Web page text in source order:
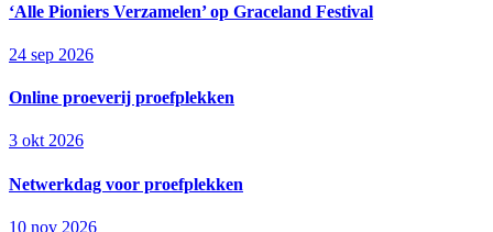
‘Alle Pioniers Verzamelen’ op Graceland Festival
24 sep 2026
Online proeverij proefplekken
3 okt 2026
Netwerkdag voor proefplekken
10 nov 2026